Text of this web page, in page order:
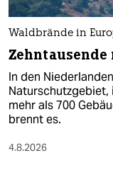
Waldbrände in
In den
Naturschutzgebiet,
mehr als 700
brennt es.
4.8.2026